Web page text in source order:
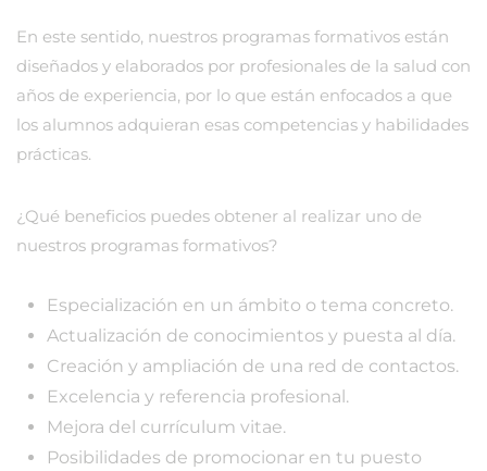
En este sentido, nuestros programas formativos están
diseñados y elaborados por profesionales de la salud con
años de experiencia, por lo que están enfocados a que
los alumnos adquieran esas competencias y habilidades
prácticas.
¿Qué beneficios puedes obtener al realizar uno de
nuestros programas formativos?
Especialización en un ámbito o tema concreto.
Actualización de conocimientos y puesta al día.
Creación y ampliación de una red de contactos.
Excelencia y referencia profesional.
Mejora del currículum vitae.
Posibilidades de promocionar en tu puesto